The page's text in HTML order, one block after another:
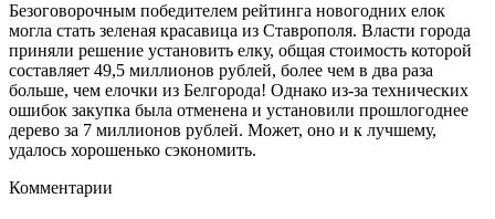
Безоговорочным победителем рейтинга новогодних елок
могла стать зеленая красавица из Ставрополя. Власти города
приняли решение установить елку, общая стоимость которой
составляет 49,5 миллионов рублей, более чем в два раза
больше, чем елочки из Белгорода! Однако из-за технических
ошибок закупка была отменена и установили прошлогоднее
дерево за 7 миллионов рублей. Может, оно и к лучшему,
удалось хорошенько сэкономить.
Комментарии